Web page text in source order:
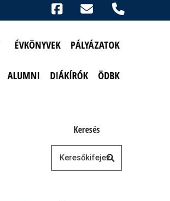
ÉVKÖNYVEK PÁLYÁZATOK
ALUMNI DIÁKÍRÓK ÖDBK
Keresés